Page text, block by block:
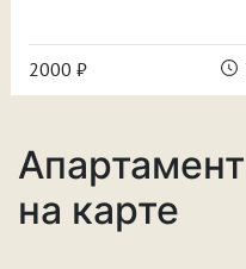
2000 ₽
на карте